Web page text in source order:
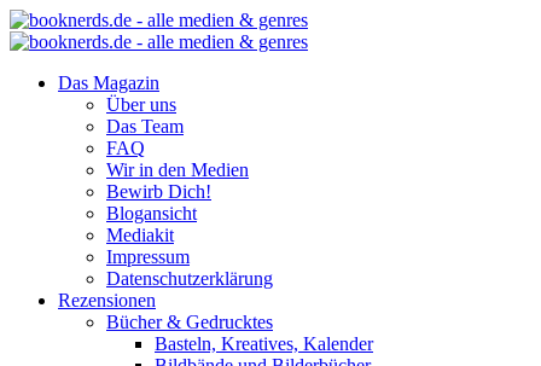
Das Magazin
Über uns
Das Team
FAQ
Wir in den Medien
Bewirb Dich!
Blogansicht
Mediakit
Impressum
Datenschutzerklärung
Rezensionen
Bücher & Gedrucktes
Basteln, Kreatives, Kalender